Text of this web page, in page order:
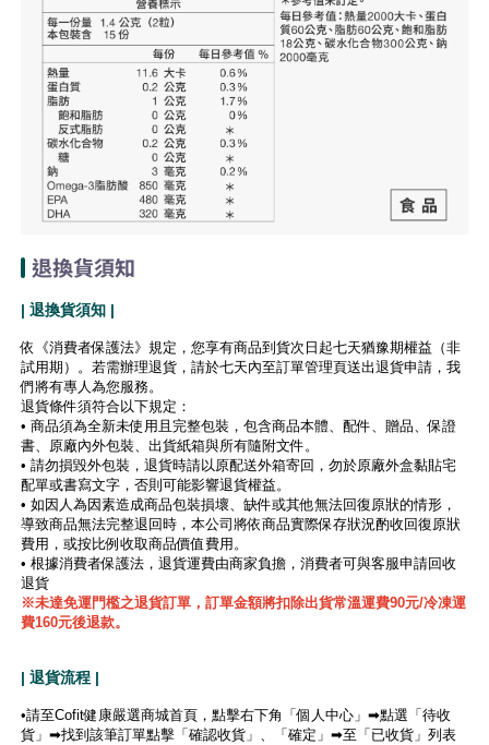
退換貨須知
| 退換貨須知 |
依《消費者保護法》規定，您享有商品到貨次日起七天猶豫期權益（非
試用期）。若需辦理退貨，請於七天內至訂單管理頁送出退貨申請，我
們將有專人為您服務。
退貨條件須符合以下規定：
• 商品須為全新未使用且完整包裝，包含商品本體、配件、贈品、保證
書、原廠內外包裝、出貨紙箱與所有隨附文件。
• 請勿損毀外包裝，退貨時請以原配送外箱寄回，勿於原廠外盒黏貼宅
配單或書寫文字，否則可能影響退貨權益。
• 如因人為因素造成商品包裝損壞、缺件或其他無法回復原狀的情形，
導致商品無法完整退回時，本公司將依商品實際保存狀況酌收回復原狀
費用，或按比例收取商品價值費用。
• 根據消費者保護法，退貨運費由商家負擔，消費者可與客服申請回收
退貨
※未達免運門檻之退貨訂單，訂單金額將扣除出貨常溫運費90元/冷凍運
費160元後退款。
| 退貨流程 |
•請至Cofit健康嚴選商城首頁，點擊右下角「個人中心」➡點選「待收
貨」➡找到該筆訂單點擊「確認收貨」、「確定」➡至「已收貨」列表